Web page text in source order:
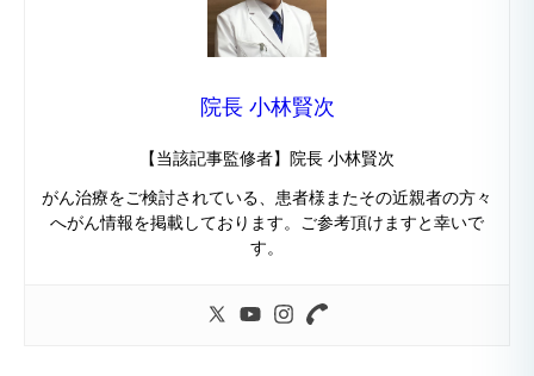
院長 小林賢次
【当該記事監修者】院長 小林賢次
がん治療をご検討されている、患者様またその近親者の方々
へがん情報を掲載しております。ご参考頂けますと幸いで
す。